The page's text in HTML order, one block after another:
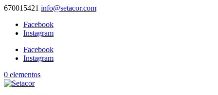
670015421 info@setacor.com
Facebook
Instagram
Facebook
Instagram
0 elementos